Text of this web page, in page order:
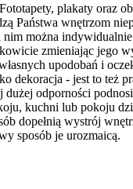
Fototapety, plakaty oraz
Państwa wnętrzom
można
zmieniając jego
upodobań i
dekoracja - jest to też
odporności
kuchni lub pokoju
dopełnią wystrój
sposób je urozmaicą.